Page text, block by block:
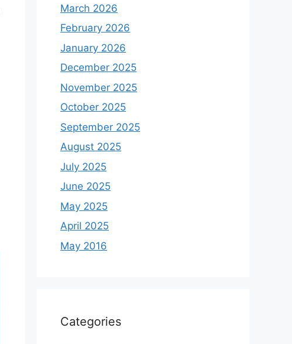
March 2026
February 2026
January 2026
December 2025
November 2025
October 2025
September 2025
August 2025
July 2025
June 2025
May 2025
April 2025
May 2016
Categories